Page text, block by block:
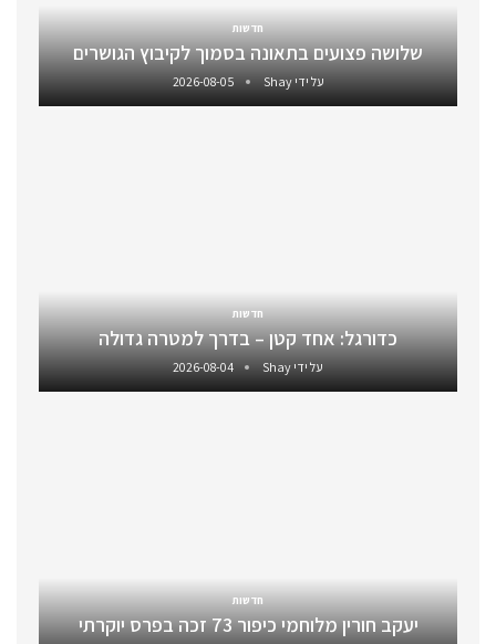
חדשות
שלושה פצועים בתאונה בסמוך לקיבוץ הגושרים
על ידיShay
2026-08-05
חדשות
כדורגל: אחד קטן – בדרך למטרה גדולה
על ידיShay
2026-08-04
חדשות
יעקב חורין מלוחמי כיפור 73 זכה בפרס יוקרתי